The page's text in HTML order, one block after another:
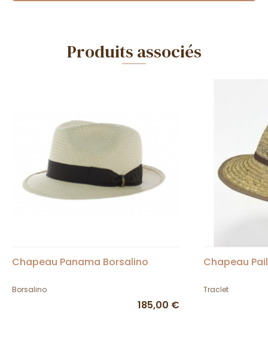
Produits associés
Chapeau Panama Borsalino
Borsalino
185,00 €
Chapeau
Traclet